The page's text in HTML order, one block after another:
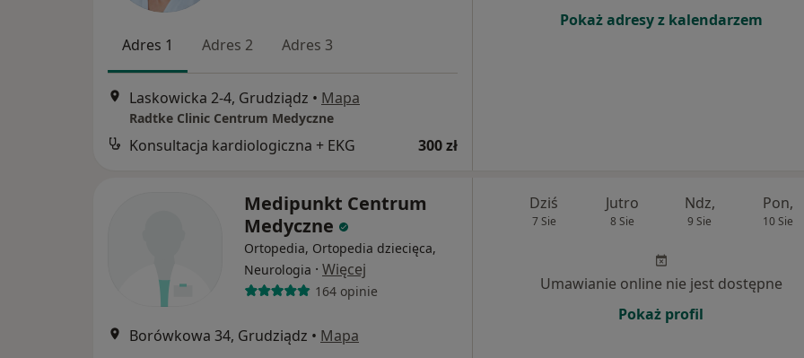
Adres 1 Adres 2 Adres 3
Laskowicka 2-4, Grudziądz • Mapa
Radtke Clinic Centrum Medyczne
Konsultacja kardiologiczna + EKG 300 zł
Pokaż adresy z kalendarzem
Medipunkt Centrum
Medyczne
Ortopedia, Ortopedia dziecięca,
Neurologia · Więcej
164 opinie
Borówkowa 34, Grudziądz • Mapa
Dziś
7 Sie
Jutro
8 Sie
Ndz,
9 Sie
Pon,
10 Sie
Umawianie online nie jest dostępne
Pokaż profil